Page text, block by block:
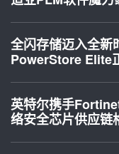
全闪存储迈入全新
PowerStore Elite
英特尔携手
络安全芯片供应链